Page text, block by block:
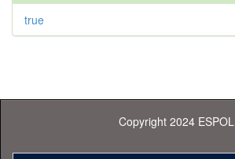
true
Copyright 2024 ESPOL